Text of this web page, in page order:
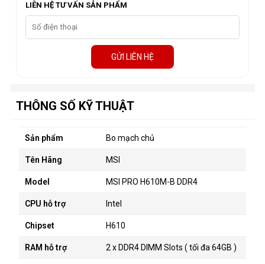
LIÊN HỆ TƯ VẤN SẢN PHẨM
GỬI LIÊN HỆ
THÔNG SỐ KỸ THUẬT
Sản phẩm Bo mạch chủ
Tên Hãng MSI
Model MSI PRO H610M-B DDR4
CPU hỗ trợ Intel
Chipset H610
RAM hỗ trợ 2 x DDR4 DIMM Slots ( tối đa 64GB )